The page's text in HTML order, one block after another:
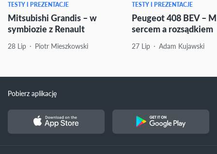
TESTY I PREZENTACJE
Mitsubishi Grandis – w
symbiozie z Renault
28 Lip Piotr Mieszkowski
TESTY I PREZENTACJE
Peugeot 408 BEV –
sercem a rozsądkiem
27 Lip Adam Kujawski
Pobierz aplikację